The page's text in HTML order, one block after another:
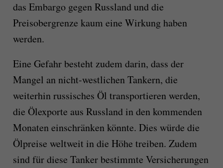
das Embargo gegen Russland und die
Preisobergrenze kaum eine Wirkung haben
werden.
Eine Gefahr besteht zudem darin, dass der
Mangel an nicht-westlichen Tankern, die
weiterhin russisches Öl transportieren werden,
die Ölexporte aus Russland in den kommenden
Monaten einschränken könnte. Dies würde die
Ölpreise weltweit in die Höhe treiben. Zudem
sind für diese Tanker bestimmte Versicherungen